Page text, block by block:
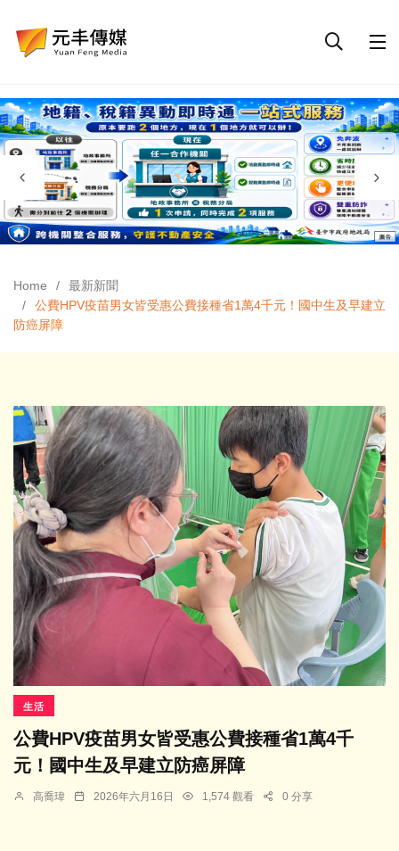
Home
最新新聞
公費HPV疫苗男女皆受惠公費接種省1萬4千元！國中生及早建立
防癌屏障
生活
公費HPV疫苗男女皆受惠公費接種省1萬4千
元！國中生及早建立防癌屏障
高喬瑋 2026年六月16日 1,574 觀看 0 分享